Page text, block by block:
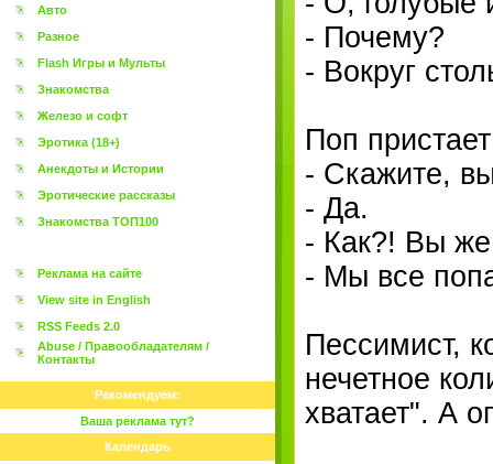
Авто
Разное
Flash Игры и Мульты
Знакомства
Железо и софт
Эротика (18+)
Анекдоты и Истории
Эротические рассказы
Знакомства ТОП100
Реклама на сайте
View site in English
RSS Feeds 2.0
Abuse / Правообладателям /
Контакты
Рекомендуем:
Ваша реклама тут?
Календарь
- Почему?
- Вокруг
Поп
- Скажите,
- Да.
- Как?! Вы же
- Мы все
Пессимист,
нечетное
хватает". А